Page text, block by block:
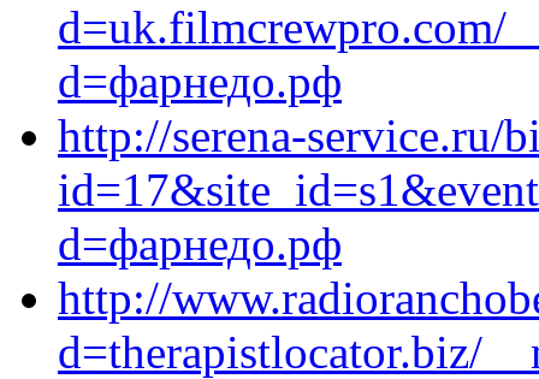
d=uk.filmcrewpro.com/
d=фарнедо.рф
http://serena-service.ru/
d=фарнедо.рф
http://
d=therapistlocator.biz/